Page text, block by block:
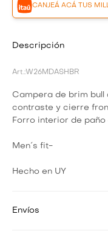
CANJEÁ ACÁ TUS
Descripción
W26MDASHBR
Campera de brim bull
contraste y cierre
Forro interior de paño
Men´s fit-
Hecho en UY
Envíos